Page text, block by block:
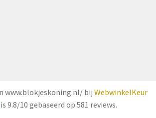
www.blokjeskoning.nl/ bij WebwinkelKeur
is 9.8/10 gebaseerd op 581 reviews.